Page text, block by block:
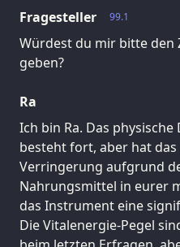
99.1
Fragesteller
Würdest du mir bitte den
geben?
Ra
Ich bin Ra. Das
besteht fort, aber hat
Verringerung aufgrund
Nahrungsmittel in eurer
das Instrument eine
Die Vitalenergie-Pegel